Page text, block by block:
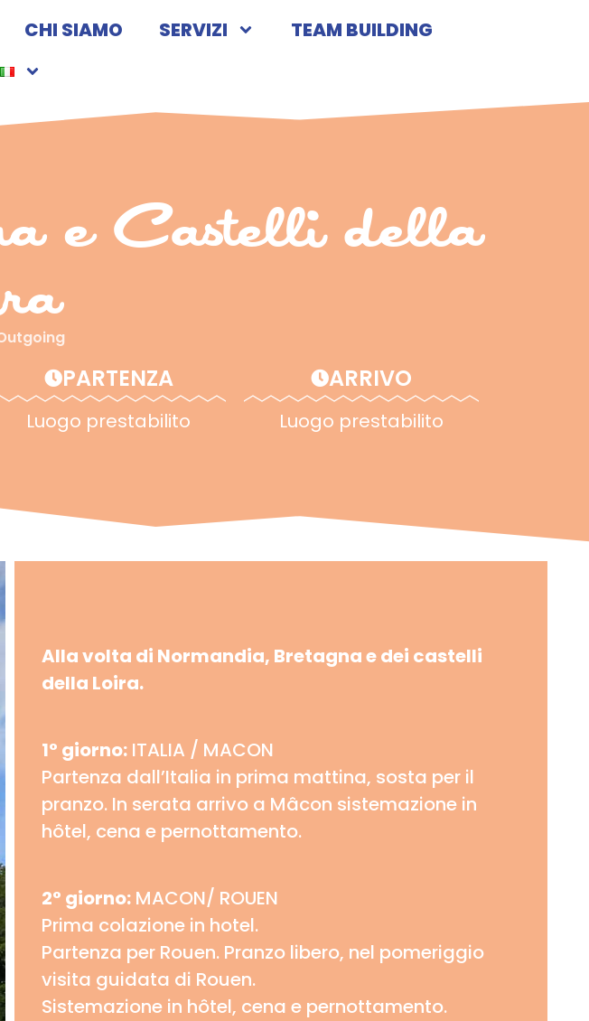
CHI SIAMO SERVIZI
TEAM BUILDING
e Castelli della
PARTENZA
Luogo prestabilito
ARRIVO
Luogo prestabilito
Alla volta di Normandia, Bretagna e dei castelli
della Loira.
1° giorno: ITALIA / MACON
Partenza dall’Italia in prima mattina, sosta per il
pranzo. In serata arrivo a Mâcon sistemazione in
hôtel, cena e pernottamento.
2° giorno: MACON/ ROUEN
Prima colazione in hotel.
Partenza per Rouen. Pranzo libero, nel pomeriggio
visita guidata di Rouen.
Sistemazione in hôtel, cena e pernottamento.